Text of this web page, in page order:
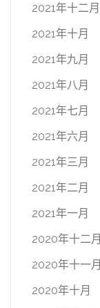
2021年十二月
2021年十月
2021年九月
2021年八月
2021年七月
2021年六月
2021年三月
2021年二月
2021年一月
2020年十二月
2020年十一月
2020年十月